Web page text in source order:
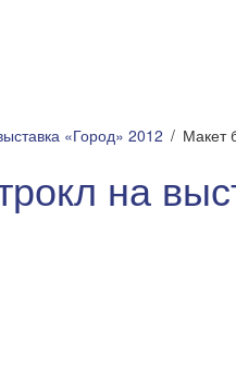
«Город» 2012 Макет
на